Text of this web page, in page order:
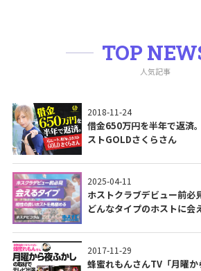
TOP
人気記事
2018-11-24
借金650万円を半年で返済
ストGOLDさくらさん
2025-04-11
ホストクラブデビュー前必
どんなタイプのホストに会
2017-11-29
蜂蜜れもんさんTV「月曜か